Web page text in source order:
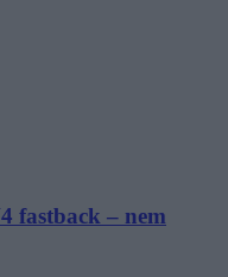
fastback – nem